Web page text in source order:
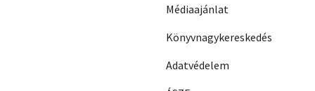
Médiaajánlat
Könyvnagykereskedés
Adatvédelem